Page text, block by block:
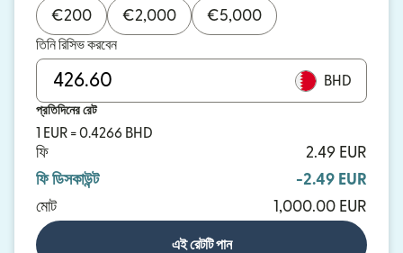
€200 €2,000 €5,000
তিনি রিসিভ করবেন
BHD
প্রতিদিনের রেট
1 EUR = 0.4266 BHD
ফি
2.49 EUR
ফি ডিসকাউন্ট
-2.49 EUR
মোট
1,000.00 EUR
এই রেটটি পান